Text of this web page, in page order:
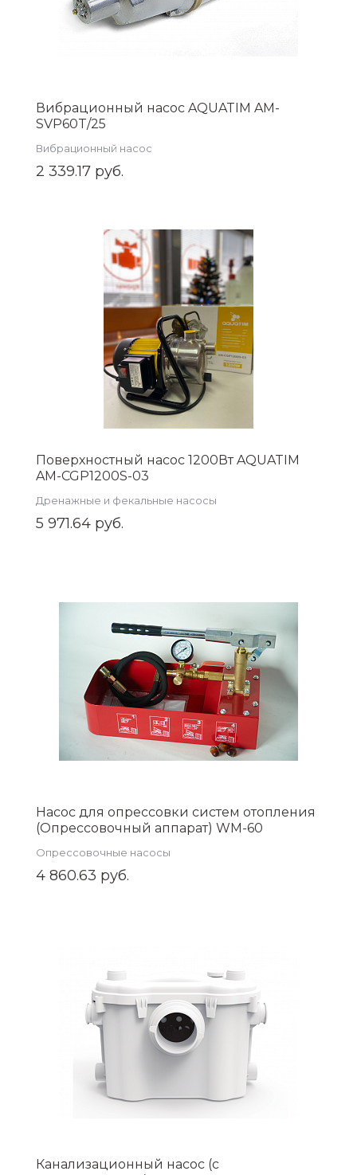
Вибрационный насос AQUATIM AM-
SVP60T/25
Вибрационный насос
2 339.17 руб.
Поверхностный насос 1200Вт AQUATIM
AM-CGP1200S-03
Дренажные и фекальные насосы
5 971.64 руб.
Насос для опрессовки систем отопления
(Опрессовочный аппарат) WM-60
Опрессовочные насосы
4 860.63 руб.
Канализационный насос (с